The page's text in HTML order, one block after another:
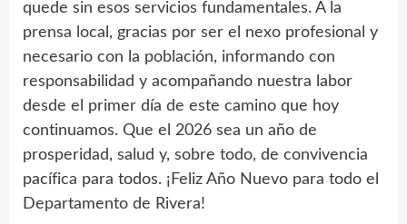
quede sin esos servicios fundamentales. A la
prensa local, gracias por ser el nexo profesional y
necesario con la población, informando con
responsabilidad y acompañando nuestra labor
desde el primer día de este camino que hoy
continuamos. Que el 2026 sea un año de
prosperidad, salud y, sobre todo, de convivencia
pacífica para todos. ¡Feliz Año Nuevo para todo el
Departamento de Rivera!